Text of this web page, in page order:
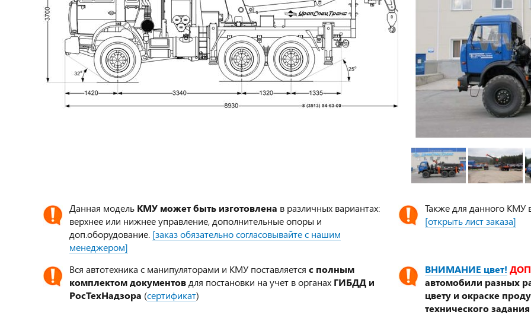
Данная модель КМУ может быть изготовлена в различных вариантах:
верхнее или нижнее управление, дополнительные опоры и
доп.оборудование. [заказ обязательно согласовывайте с нашим
менеджером]
Также для данного КМУ
[открыть лист заказа]
Вся автотехника с манипуляторами и КМУ поставляется с полным
комплектом документов для постановки на учет в органах ГИБДД и
РосТехНадзора (сертификат)
ВНИМАНИЕ цвет!
автомобили разных
цвету и окраске
технического